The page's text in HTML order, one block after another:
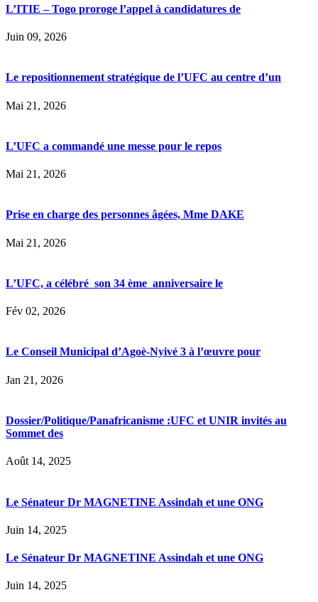
L’ITIE – Togo proroge l’appel à candidatures de
Juin 09, 2026
Le repositionnement stratégique de l’UFC au centre d’un
Mai 21, 2026
L’UFC a commandé une messe pour le repos
Mai 21, 2026
Prise en charge des personnes âgées, Mme DAKE
Mai 21, 2026
L’UFC, a célébré son 34 ème anniversaire le
Fév 02, 2026
Le Conseil Municipal d’Agoè-Nyivé 3 à l’œuvre pour
Jan 21, 2026
Dossier/Politique/Panafricanisme :UFC et UNIR invités au
Sommet des
Août 14, 2025
Le Sénateur Dr MAGNETINE Assindah et une ONG
Juin 14, 2025
Le Sénateur Dr MAGNETINE Assindah et une ONG
Juin 14, 2025